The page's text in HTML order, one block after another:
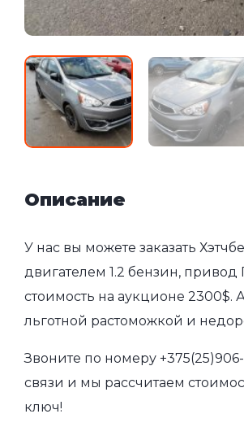
Описание
У нас вы можете заказать
двигателем 1.2 бензин,
стоимость на аукционе 2300$.
льготной растоможкой и
Звоните по номеру
связи и мы рассчитаем
ключ!